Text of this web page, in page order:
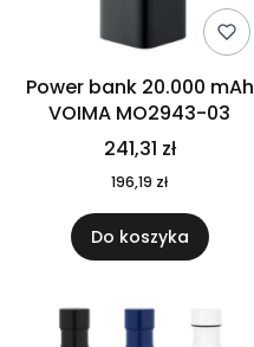
Power bank 20.000 mAh
VOIMA MO2943-03
241,31 zł
196,19 zł
Do koszyka